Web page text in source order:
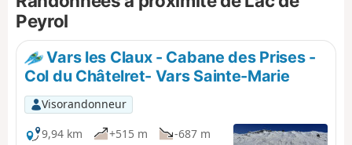
Peyrol
Vars les Claux - Cabane des Prises -
Col du Châtelret- Vars Sainte-Marie
Visorandonneur
9,94 km
+515 m
-687 m